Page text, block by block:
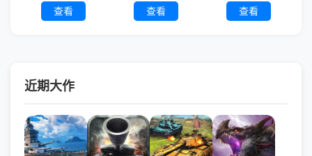
查看
查看
查看
近期大作